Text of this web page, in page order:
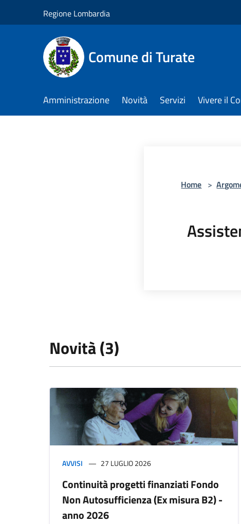
Regione Lombardia
Comune di Turate
Amministrazione Novità Servizi Vivere il
Home >
Novità (3)
AVVISI 27 LUGLIO 2026
Continuità progetti finanziati Fondo
Non Autosufficienza (Ex misura B2) -
anno 2026